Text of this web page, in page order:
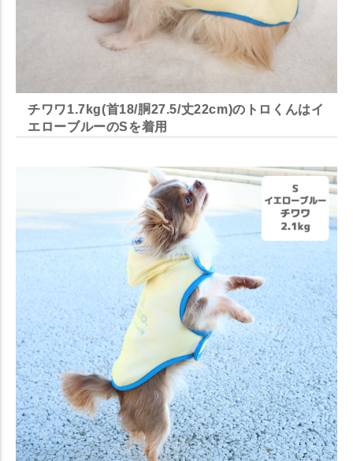
チワワ1.7kg(首18/胴27.5/丈22cm)のトロくんはイ
エローブルーのSを着用